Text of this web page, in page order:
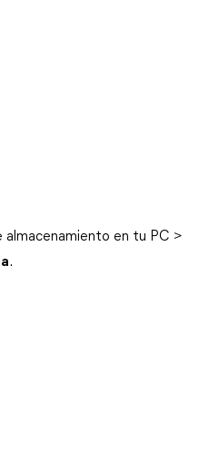
almacenamiento en tu PC >
.